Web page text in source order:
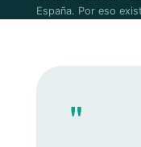
España. Por eso
"